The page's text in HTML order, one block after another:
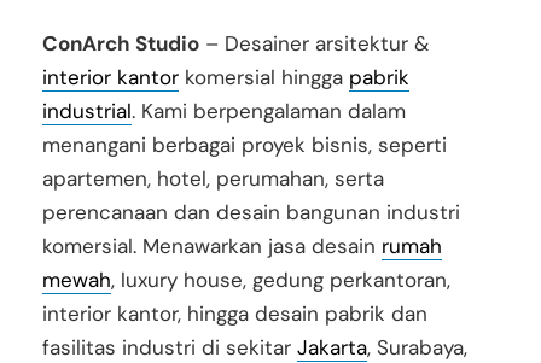
ConArch Studio – Desainer arsitektur &
interior kantor komersial hingga pabrik
industrial. Kami berpengalaman dalam
menangani berbagai proyek bisnis, seperti
apartemen, hotel, perumahan, serta
perencanaan dan desain bangunan industri
komersial. Menawarkan jasa desain rumah
mewah, luxury house, gedung perkantoran,
interior kantor, hingga desain pabrik dan
fasilitas industri di sekitar Jakarta, Surabaya,